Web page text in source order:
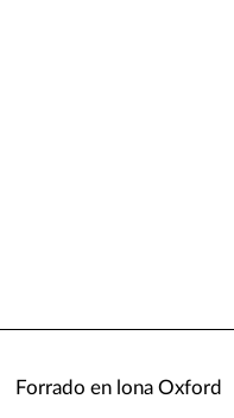
Forrado en lona Oxford